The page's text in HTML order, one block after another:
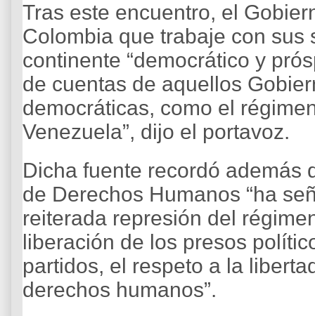
Tras este encuentro, el
Colombia que trabaje con sus
continente “democrático y
de cuentas de aquellos
democráticas, como el
Venezuela”, dijo el portavoz.
Dicha fuente recordó además
de Derechos Humanos “ha
reiterada represión del
liberación de los presos
partidos, el respeto a la
derechos humanos”.